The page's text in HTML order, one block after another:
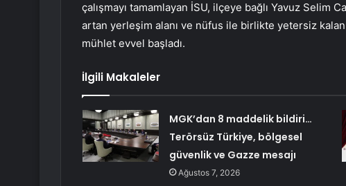
çalışmayı tamamlayan İSU, ilçeye bağlı Yavuz Selim
artan yerleşim alanı ve nüfus ile birlikte yetersiz kalan
mühlet evvel başladı.
İlgili Makaleler
MGK’dan 8 maddelik bildiri…
Terörsüz Türkiye, bölgesel
güvenlik ve Gazze mesajı
Ağustos 7, 2026